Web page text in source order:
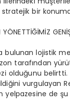
bir
YÖNETTİĞİMİZ
bulunan lojistik
tarafından
olduğunu
vurgulayan
yelpazesine de